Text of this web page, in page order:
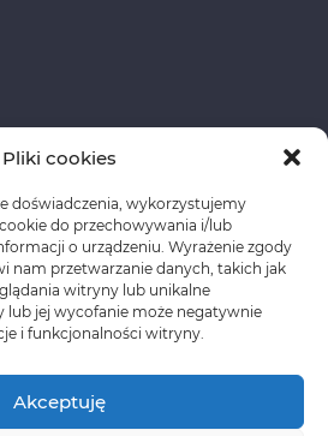
Pliki cookies
doświadczenia, wykorzystujemy
do przechowywania i/lub
o urządzeniu. Wyrażenie zgody
nam przetwarzanie danych, takich jak
witryny lub unikalne
lub jej wycofanie może negatywnie
i funkcjonalności witryny.
Akceptuję